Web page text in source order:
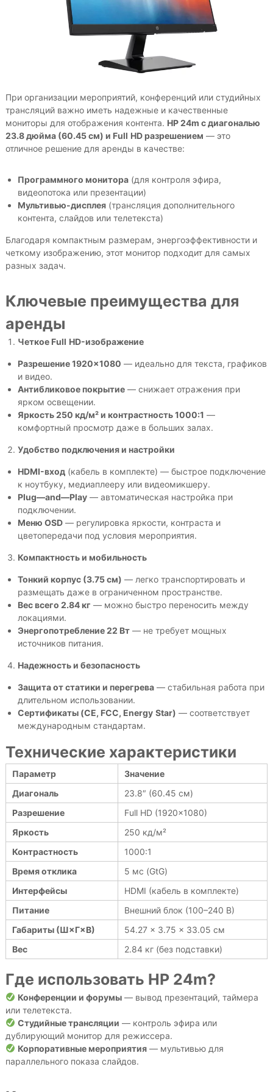
й
При организации мероприятий, конференций или студийных
трансляций важно иметь надежные и качественные
мониторы для отображения контента. HP24m с диагональю
23.8 дюйма (60.45 см) и Full HDразрешением — это
отличное решение для аренды в качестве:
Программного монитора(для контроля эфира,
видеопотока или презентации)
Мультивью-дисплея(трансляция дополнительного
контента, слайдов или телетекста)
Благодаря компактным размерам, энергоэффективности и
четкому изображению, этот монитор подходит для самых
разных задач.
Ключевые преимущества для
аренды
Четкое Full HD-изображение
Разрешение 1920×1080 — идеально для текста, графиков
и видео.
Антибликовое покрытие— снижает отражения при
ярком освещении.
Яркость 250 кд/м² и контрастность 1000:1 —
комфортный просмотр даже в больших залах.
Удобство подключения и настройки
HDMI-вход(кабель в комплекте) — быстрое подключение
к ноутбуку, медиаплееру или видеомикшеру.
Plug—and—Play— автоматическая настройка при
подключении.
Меню OSD— регулировка яркости, контраста и
цветопередачи под условия мероприятия.
Компактность и мобильность
Тонкий корпус (3.75 см) — легко транспортировать и
размещать даже в ограниченном пространстве.
Вес всего 2.84 кг — можно быстро переносить между
локациями.
Энергопотребление 22 Вт— не требует мощных
источников питания.
Надежность и безопасность
Защита от статики и перегрева— стабильная работа при
длительном использовании.
Сертификаты (CE, FCC, Energy Star) — соответствует
международным стандартам.
Технические характеристики
Параметр
Значение
Диагональ
23.8″ (60.45 см)
Разрешение
Full HD (1920×1080)
Яркость
250 кд/м²
Контрастность
1000:1
Время отклика
5 мс (GtG)
Интерфейсы
HDMI (кабель в комплекте)
Питание
Внешний блок (100–240 В)
Габариты (Ш×Г×В)
54.27 × 3.75 × 33.05 см
Вес
2.84 кг (без подставки)
Где использовать HP24m?
Конференции и форумы— вывод презентаций, таймера
или телетекста.
Студийные трансляции — контроль эфира или
дублирующий монитор для режиссера.
Корпоративные мероприятия— мультивью для
параллельного показа слайдов.